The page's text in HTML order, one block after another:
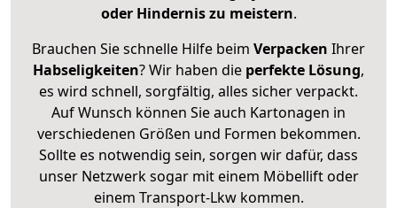
oder Hindernis zu meistern.
Brauchen Sie schnelle Hilfe beim Verpacken Ihrer
Habseligkeiten? Wir haben die perfekte Lösung,
es wird schnell, sorgfältig, alles sicher verpackt.
Auf Wunsch können Sie auch Kartonagen in
verschiedenen Größen und Formen bekommen.
Sollte es notwendig sein, sorgen wir dafür, dass
unser Netzwerk sogar mit einem Möbellift oder
einem Transport-Lkw kommen.